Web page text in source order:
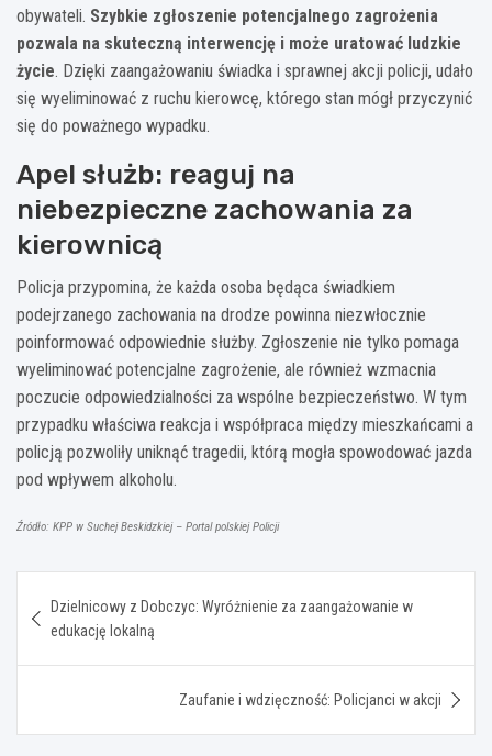
obywateli. Szybkie zgłoszenie potencjalnego zagrożenia
pozwala na skuteczną interwencję i może uratować ludzkie
życie. Dzięki zaangażowaniu świadka i sprawnej akcji policji, udało
się wyeliminować z ruchu kierowcę, którego stan mógł przyczynić
się do poważnego wypadku.
Apel służb: reaguj na
niebezpieczne zachowania za
kierownicą
Policja przypomina, że każda osoba będąca świadkiem
podejrzanego zachowania na drodze powinna niezwłocznie
poinformować odpowiednie służby. Zgłoszenie nie tylko pomaga
wyeliminować potencjalne zagrożenie, ale również wzmacnia
poczucie odpowiedzialności za wspólne bezpieczeństwo. W tym
przypadku właściwa reakcja i współpraca między mieszkańcami a
policją pozwoliły uniknąć tragedii, którą mogła spowodować jazda
pod wpływem alkoholu.
Źródło: KPP w Suchej Beskidzkiej – Portal polskiej Policji
wpisu
Dzielnicowy z Dobczyc: Wyróżnienie za zaangażowanie w
edukację lokalną
Zaufanie i wdzięczność: Policjanci w akcji